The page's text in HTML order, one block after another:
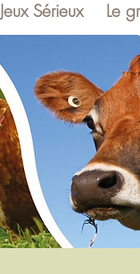
Jeux Sérieux Le